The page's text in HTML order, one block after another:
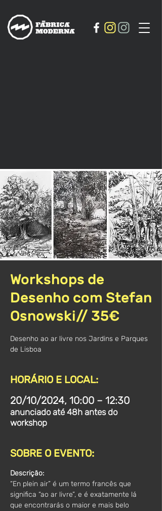
Workshops de
Desenho com Stefan
Osnowski// 35€
Desenho ao ar livre nos Jardins e Parques
de Lisboa
HORÁRIO E LOCAL:
20/10/2024, 10:00 – 12:30
anunciado até 48h antes do
workshop
SOBRE O EVENTO:
Descrição:
“En plein air” é um termo francês que
significa “ao ar livre”, e é exatamente lá
que encontrarás o maior e mais belo